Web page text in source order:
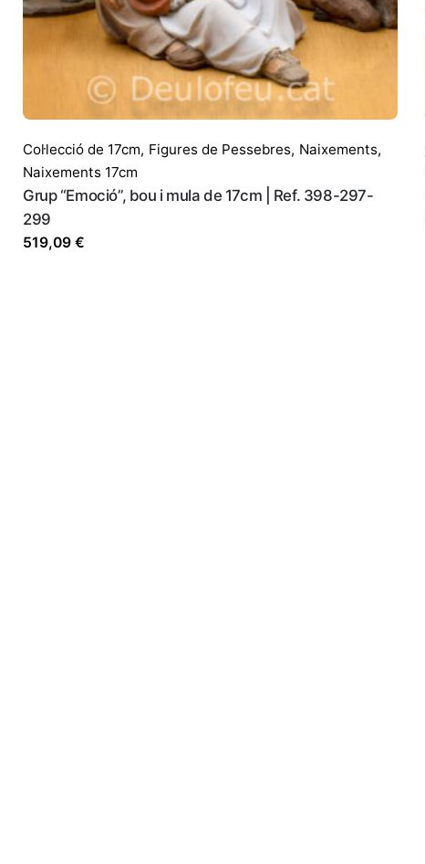
Col·lecció de 17cm, Figures de Pessebres, Naixements,
Naixements 17cm
Grup “Emoció”, bou i mula de 17cm | Ref. 398-297-
299
519,09 €